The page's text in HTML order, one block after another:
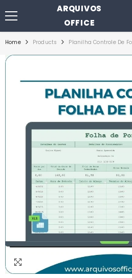
PULAR PARA O CONTEÚDO
ARQUIVOS
OFFICE
Home Products Planilha Controle De